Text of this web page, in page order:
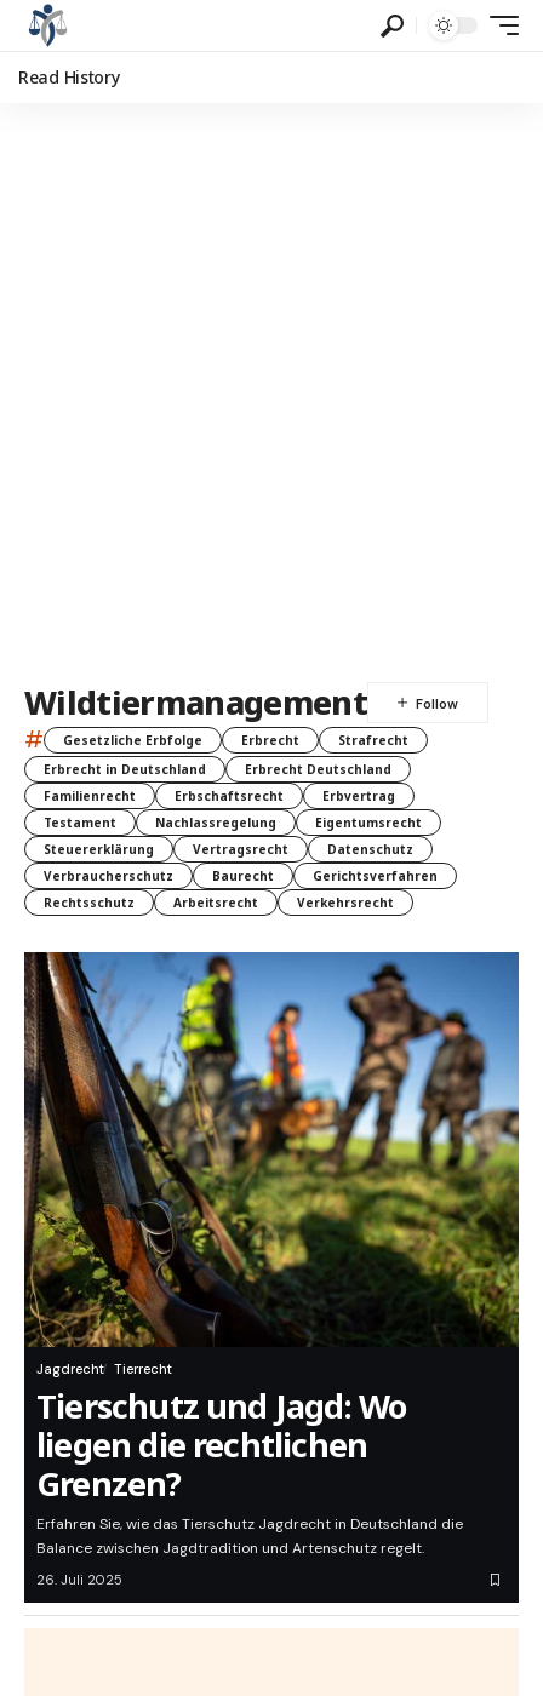
Read History
Wildtiermanagement
# Gesetzliche Erbfolge Erbrecht
Strafrecht
Erbrecht in Deutschland
Erbrecht Deutschland
Familienrecht
Erbschaftsrecht
Erbvertrag
Testament
Nachlassregelung
Eigentumsrecht
Steuererklärung
Vertragsrecht
Datenschutz
Verbraucherschutz
Baurecht
Gerichtsverfahren
Rechtsschutz
Arbeitsrecht Verkehrsrecht
Jagdrecht Tierrecht
Tierschutz und Jagd: Wo
liegen die rechtlichen
Grenzen?
Erfahren Sie, wie das Tierschutz Jagdrecht in Deutschland die
Balance zwischen Jagdtradition und Artenschutz regelt.
26. Juli 2025